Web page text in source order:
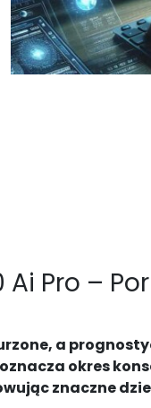
Pro –
a
okres
znaczne